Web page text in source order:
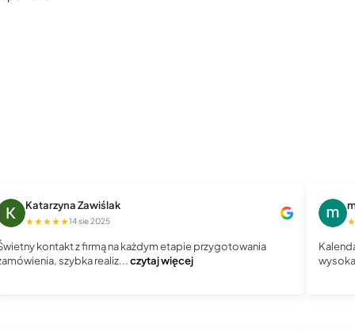
Katarzyna Zawiślak
★★★★★14 sie 2025
Świetny kontakt z firmą na każdym etapie przygotowania
zamówienia, szybka realiz...czytaj więcej